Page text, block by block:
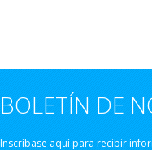
BOLETÍN DE
Inscríbase aquí para recibir